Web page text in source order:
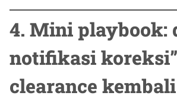
4. Mini playbook:
notifikasi
clearance